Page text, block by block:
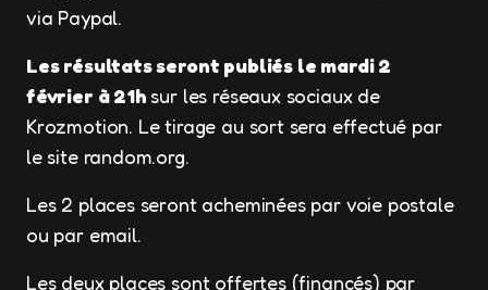
via Paypal.
Les résultats seront publiés le mardi 2
février à 21h sur les réseaux sociaux de
Krozmotion. Le tirage au sort sera effectué par
le site random.org.
Les 2 places seront acheminées par voie postale
ou par email.
Les deux places sont offertes (financés) par